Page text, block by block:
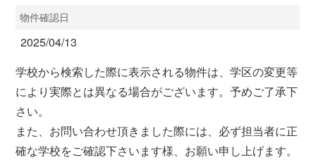
物件確認日
2025/04/13
学校から検索した際に表示される物件は、学区の変更等
により実際とは異なる場合がございます。予めご了承下
さい。
また、お問い合わせ頂きました際には、必ず担当者に正
確な学校をご確認下さいます様、お願い申し上げます。